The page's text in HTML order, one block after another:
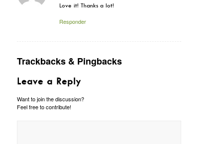
Love it! Thanks a lot!
Responder
Trackbacks & Pingbacks
Leave a Reply
Want to join the discussion?
Feel free to contribute!